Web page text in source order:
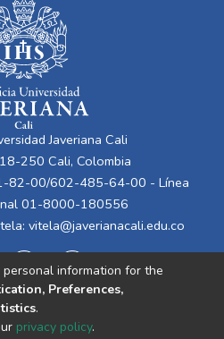
Javeriana Cali
250 Cali, Colombia
82-00/602-485-64-00 - Línea
01-8000-180556
vitela@javerianacali.edu.co
information for the
Preferences,
.
privacy policy.